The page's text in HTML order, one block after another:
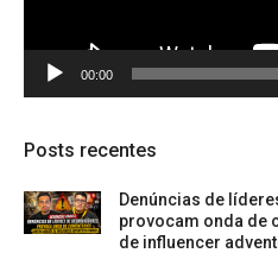
00:00
Posts recentes
Denúncias de
provocam onda de
de influencer